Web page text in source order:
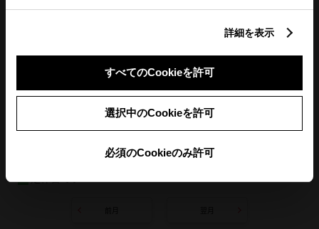
詳細を表示
すべてのCookieを許可
選択中のCookieを許可
必須のCookieのみ許可